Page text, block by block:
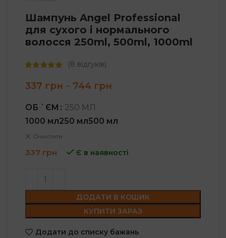
Шампунь Angel Professional
для сухого і нормального
волосся 250ml, 500ml, 1000ml
(8 відгуків)
337 грн – 744 грн
through
744 грн
ОБ `ЄМ
250 МЛ
1000 мл250 мл500 мл
Очистити
337 грн Є в наявності
ДОДАТИ В КОШИК
КУПИТИ ЗАРАЗ
Додати до списку бажань